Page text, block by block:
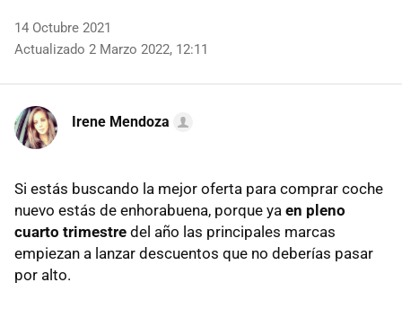
14 Octubre 2021
Actualizado 2 Marzo 2022, 12:11
Irene Mendoza
Si estás buscando la mejor oferta para comprar coche
nuevo estás de enhorabuena, porque ya en pleno
cuarto trimestre del año las principales marcas
empiezan a lanzar descuentos que no deberías pasar
por alto.